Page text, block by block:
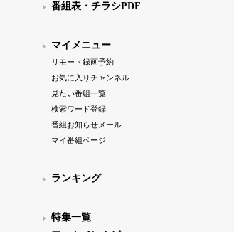
番組表・チラシPDF
マイメニュー
リモート録画予約
お気に入りチャンネル
見たい番組一覧
検索ワード登録
番組お知らせメール
マイ番組ページ
ランキング
特集一覧